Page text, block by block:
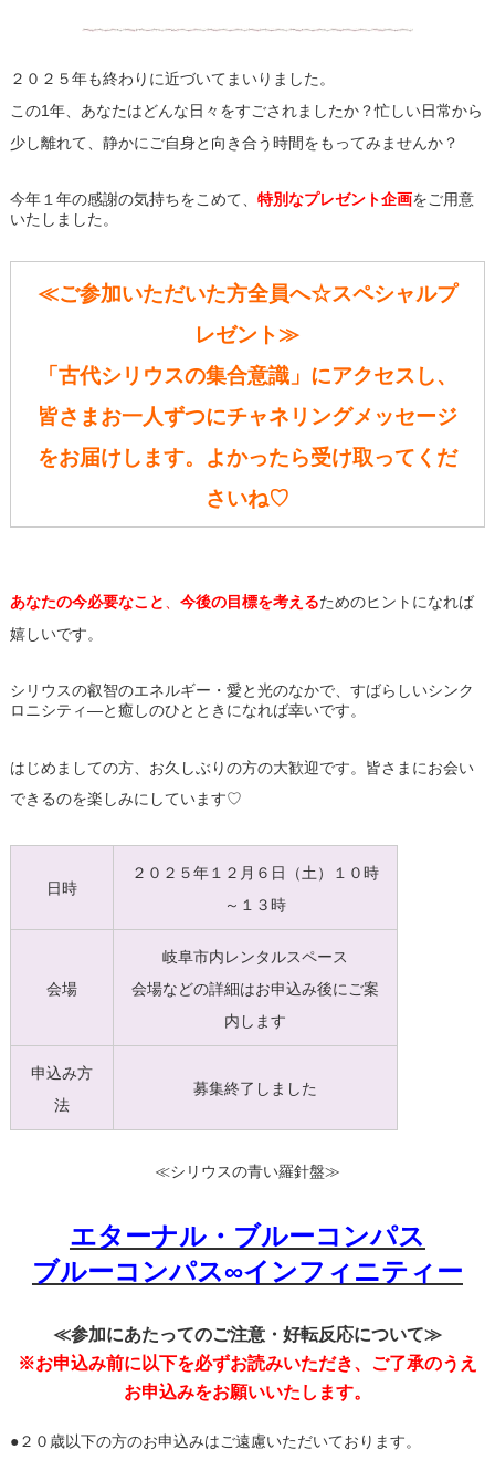
２０２５年も終わりに近づいてまいりました。
この1年、あなたはどんな日々をすごされましたか？忙しい日常から
少し離れて、静かにご自身と向き合う時間をもってみませんか？
今年１年の感謝の気持ちをこめて、 特別なプレゼント企画をご用意
いたしました。
≪ご参加いただいた方全員へ☆スペシャルプ
レゼント≫
「古代シリウスの集合意識」にアクセスし、
皆さまお一人ずつにチャネリングメッセージ
をお届けします。よかったら受け取ってくだ
さいね♡
あなたの今必要なこと 今後の目標を考えるためのヒントになれば
嬉しいです。
シリウスの叡智のエネルギー・愛と光のなかで、すばらしいシンク
ロニシティ―と癒しのひとときになれば幸いです。
はじめましての方、お久しぶりの方の大歓迎です。皆さまにお会い
できるのを楽しみにしています♡
日時
２０２５年１２月６日（土）１０時
～１３時
会場
岐阜市内レンタルスペース
会場などの詳細はお申込み後にご案
内します
申込み方
法
募集終了しました
≪シリウスの青い羅針盤≫
エターナル・ブルーコンパス
ブルーコンパス∞インフィニティー
≪参加にあたってのご注意・好転反応について≫
※お申込み前に以下を必ずお読みいただき、ご了承のうえ
お申込みをお願いいたします。
●２０歳以下の方のお申込みはご遠慮いただいております。